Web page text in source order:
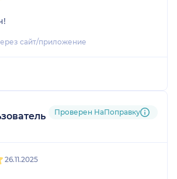
сайт/приложение
НаПоправку
Проверен НаПоправку
26.11.2025